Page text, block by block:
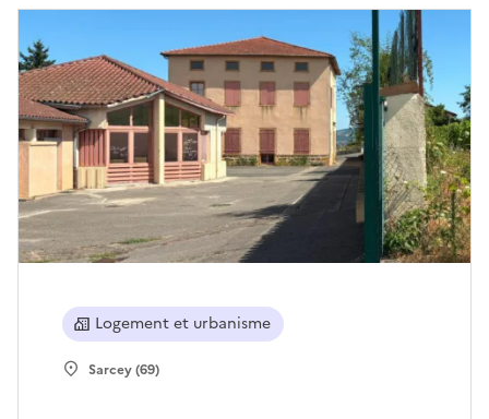
Logement et urbanisme
Sarcey (69)